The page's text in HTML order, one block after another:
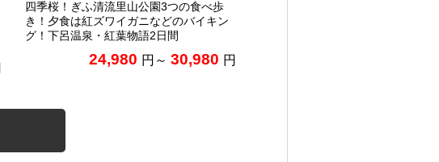
四季桜！ぎふ清流里山公園3つの食べ歩
き！夕食は紅ズワイガニなどのバイキン
グ！下呂温泉・紅葉物語2日間
24,980 円～30,980 円